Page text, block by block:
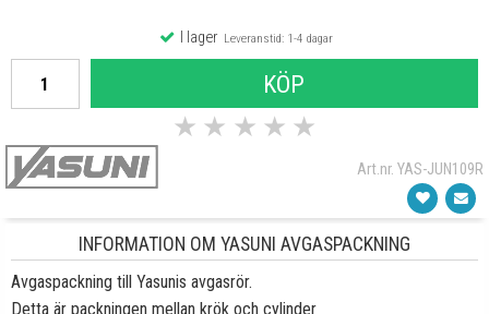
I lagerLeveranstid: 1-4 dagar
KÖP
★ ★ ★ ★ ★
Art.nr. YAS-JUN109R
INFORMATION OM YASUNI AVGASPACKNING
Avgaspackning till Yasunis avgasrör.
Detta är packningen mellan krök och cylinder